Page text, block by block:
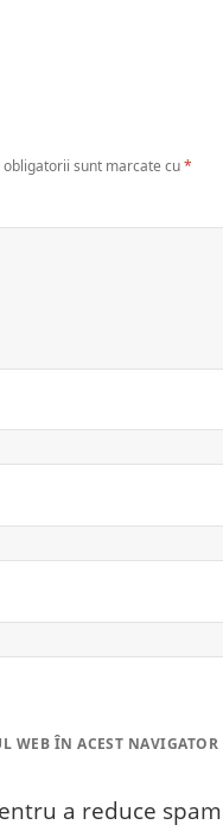
sunt marcate cu*
WEB ÎN ACEST
a reduce